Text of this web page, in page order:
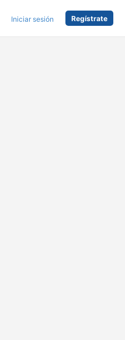
Iniciar sesión Regístrate